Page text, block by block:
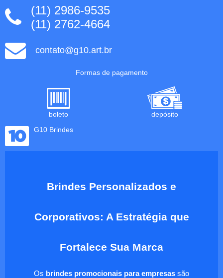
(11) 2986-9535
(11) 2762-4664
contato@g10.art.br
Formas de pagamento
boleto
depósito
G10 Brindes
Brindes Personalizados e
Corporativos: A Estratégia que
Fortalece Sua Marca
Os brindes promocionais para empresas são